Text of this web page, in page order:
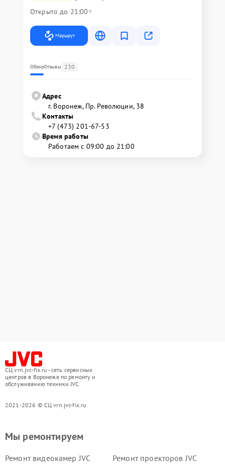
Открыто до 21:00
Маршрут
ОбзорОтзывы 230
Адрес
г. Воронеж, Пр. Революции, 38
Контакты
+7 (473) 201-67-53
Время работы
Работаем с 09:00 до 21:00
СЦ vrn.jvc-fix.ru - сеть сервисных
центров в Воронеже по ремонту и
обслуживанию техники JVC
2021-2026 © СЦ vrn.jvc-fix.ru
Мы ремонтируем
Ремонт видеокамер JVC
Ремонт проекторов JVC